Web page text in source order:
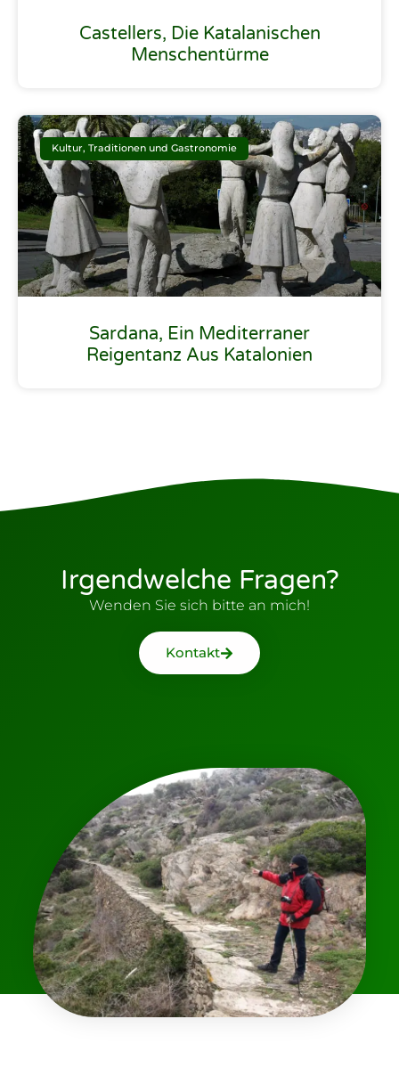
Castellers, Die Katalanischen
Menschentürme
Kultur, Traditionen und Gastronomie
Sardana, Ein Mediterraner
Reigentanz Aus Katalonien
Irgendwelche Fragen?
Wenden Sie sich bitte an mich!
Kontakt